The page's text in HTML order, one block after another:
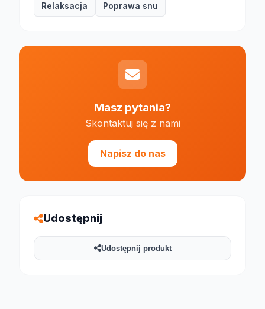
Relaksacja Poprawa snu
Masz pytania?
Skontaktuj się z nami
Napisz do nas
Udostępnij
Udostępnij produkt